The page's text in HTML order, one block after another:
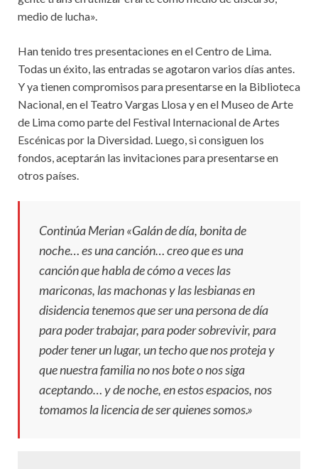
medio de lucha».
Han tenido tres presentaciones en el Centro de Lima.
Todas un éxito, las entradas se agotaron varios días antes.
Y ya tienen compromisos para presentarse en la Biblioteca
Nacional, en el Teatro Vargas Llosa y en el Museo de Arte
de Lima como parte del Festival Internacional de Artes
Escénicas por la Diversidad. Luego, si consiguen los
fondos, aceptarán las invitaciones para presentarse en
otros países.
Continúa Merian «Galán de día, bonita de
noche… es una canción… creo que es una
canción que habla de cómo a veces las
mariconas, las machonas y las lesbianas en
disidencia tenemos que ser una persona de día
para poder trabajar, para poder sobrevivir, para
poder tener un lugar, un techo que nos proteja y
que nuestra familia no nos bote o nos siga
aceptando… y de noche, en estos espacios, nos
tomamos la licencia de ser quienes somos.»